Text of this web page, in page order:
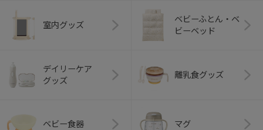
室内グッズ
ベビーふとん・ベ
ビーベッド
デイリーケア
グッズ
離乳食グッズ
ベビー食器 マグ